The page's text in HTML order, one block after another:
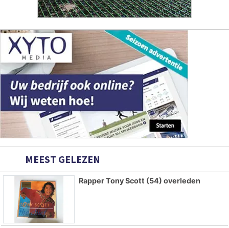
MEEST GELEZEN
Rapper Tony Scott (54) overleden